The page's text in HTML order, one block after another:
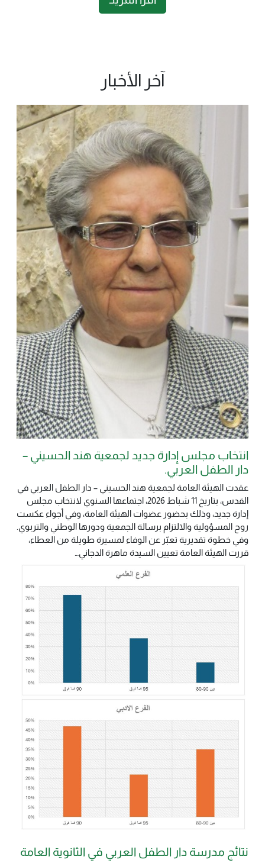
آخر الأخبار
انتخاب مجلس إدارة جديد لجمعية هند الحسيني –
دار الطفل العربي.
عقدت الهيئة العامة لجمعية هند الحسيني – دار الطفل العربي في
القدس، بتاريخ 11 شباط 2026، اجتماعها السنوي لانتخاب مجلس
إدارة جديد، وذلك بحضور عضوات الهيئة العامة، وفي أجواء عكست
روح المسؤولية والالتزام برسالة الجمعية ودورها الوطني والتربوي.
وفي خطوة تقديرية تعبّر عن الوفاء لمسيرة طويلة من العطاء،
قررت الهيئة العامة تعيين السيدة ماهرة الدجاني…
نتائج مدرسة دار الطفل العربي في الثانوية العامة